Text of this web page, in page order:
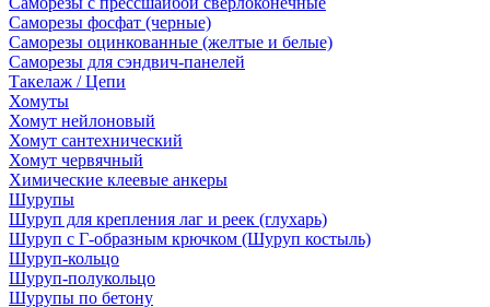
Саморезы фосфат (черные)
Саморезы оцинкованные (желтые и белые)
Саморезы для сэндвич-панелей
Такелаж / Цепи
Хомуты
Хомут нейлоновый
Хомут сантехнический
Хомут червячный
Химические клеевые анкеры
Шурупы
Шуруп для крепления лаг и реек (глухарь)
Шуруп с Г-образным крючком (Шуруп костыль)
Шуруп-кольцо
Шуруп-полукольцо
Шурупы по бетону